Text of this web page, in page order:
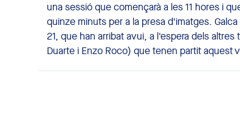
una sessió que començarà a les 11 hores i
quinze minuts per a la presa d'imatges.
21, que han arribat avui, a l'espera dels
Duarte i Enzo Roco) que tenen partit aquest